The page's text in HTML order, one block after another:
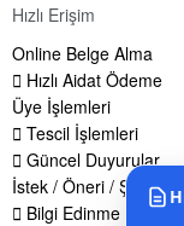
Hızlı Erişim
Online Belge Alma
Hızlı Aidat Ödeme
Üye İşlemleri
Tescil İşlemleri
Güncel Duyurular
İstek / Öneri / Şikayet
Bilgi Edinme Hakkı